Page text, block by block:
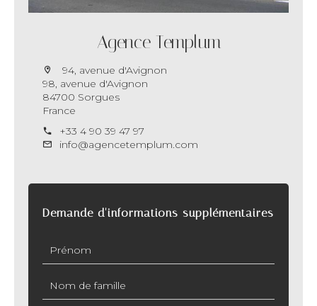
Agence Templum
94, avenue d'Avignon
98, avenue d'Avignon
84700 Sorgues
France
+33 4 90 39 47 97
info@agencetemplum.com
Demande d'informations supplémentaires